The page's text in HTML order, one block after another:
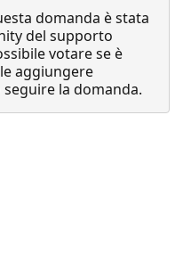
domanda è stata
del supporto
votare se è
aggiungere
la domanda.